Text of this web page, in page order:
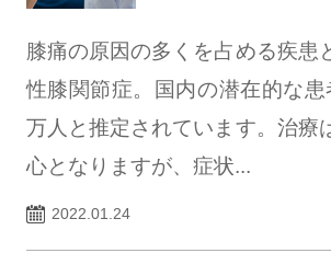
膝痛の原因の多くを占める疾患
性膝関節症。国内の潜在的な
万人と推定されています。治療
心となりますが、症状...
2022.01.24